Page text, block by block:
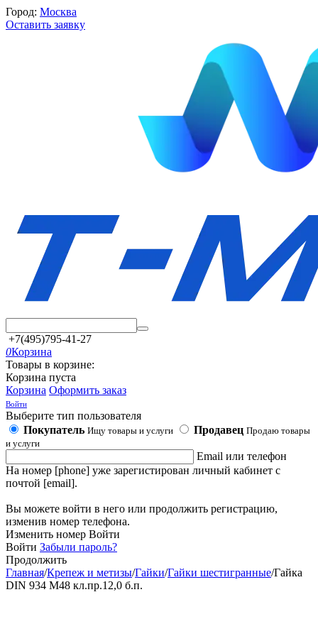
Город: Москва
Оставить заявку
+7(495)795-41-27
0Корзина
Товары в корзине:
Корзина пуста
Корзина Оформить заказ
Войти
Выберите тип пользователя
Покупатель Ищу товары и услуги Продавец Продаю товары
и услуги
Email или телефон
На номер [phone] уже зарегистирован личный кабинет с
почтой [email].
Вы можете войти в него или продолжить регистрацию,
изменив номер телефона.
Изменить номер Войти
Войти Забыли пароль?
Продолжить
Главная/Крепеж и метизы/Гайки/Гайки шестигранные/Гайка
DIN 934 М48 кл.пр.12,0 б.п.